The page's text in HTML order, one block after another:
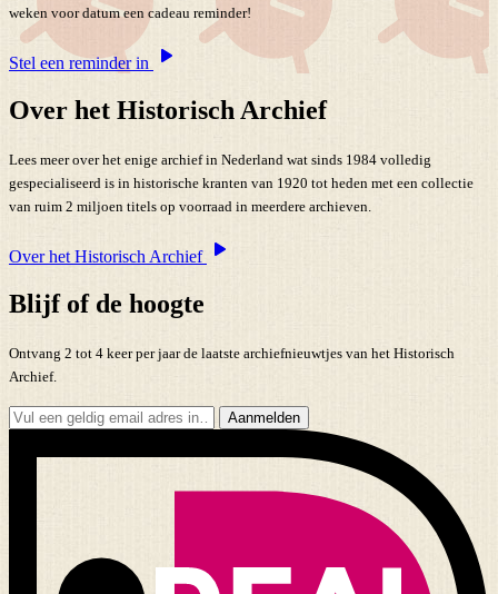
weken voor datum een cadeau reminder!
Stel een reminder in
Over het Historisch Archief
Lees meer over het enige archief in Nederland wat sinds 1984 volledig
gespecialiseerd is in historische kranten van 1920 tot heden met een collectie
van ruim 2 miljoen titels op voorraad in meerdere archieven.
Over het Historisch Archief
Blijf of de hoogte
Ontvang 2 tot 4 keer per jaar de laatste archiefnieuwtjes van het Historisch
Archief.
Aanmelden